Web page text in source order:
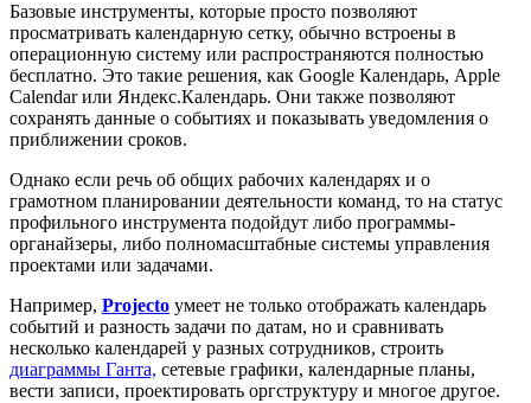
Базовые инструменты, которые просто позволяют
просматривать календарную сетку, обычно встроены в
операционную систему или распространяются полностью
бесплатно. Это такие решения, как Google Календарь, Apple
Calendar или Яндекс.Календарь. Они также позволяют
сохранять данные о событиях и показывать уведомления о
приближении сроков.
Однако если речь об общих рабочих календарях и о
грамотном планировании деятельности команд, то на статус
профильного инструмента подойдут либо программы-
органайзеры, либо полномасштабные системы управления
проектами или задачами.
Например, Projecto умеет не только отображать календарь
событий и разность задачи по датам, но и сравнивать
несколько календарей у разных сотрудников, строить
диаграммы Ганта, сетевые графики, календарные планы,
вести записи, проектировать оргструктуру и многое другое.